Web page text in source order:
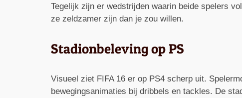
Tegelijk zijn er wedstrijden waarin beide spelers
ze zeldzamer zijn dan je zou willen.
Stadionbeleving op PS
Visueel ziet FIFA 16 er op PS4 scherp uit.
bewegingsanimaties bij dribbels en tackles. De